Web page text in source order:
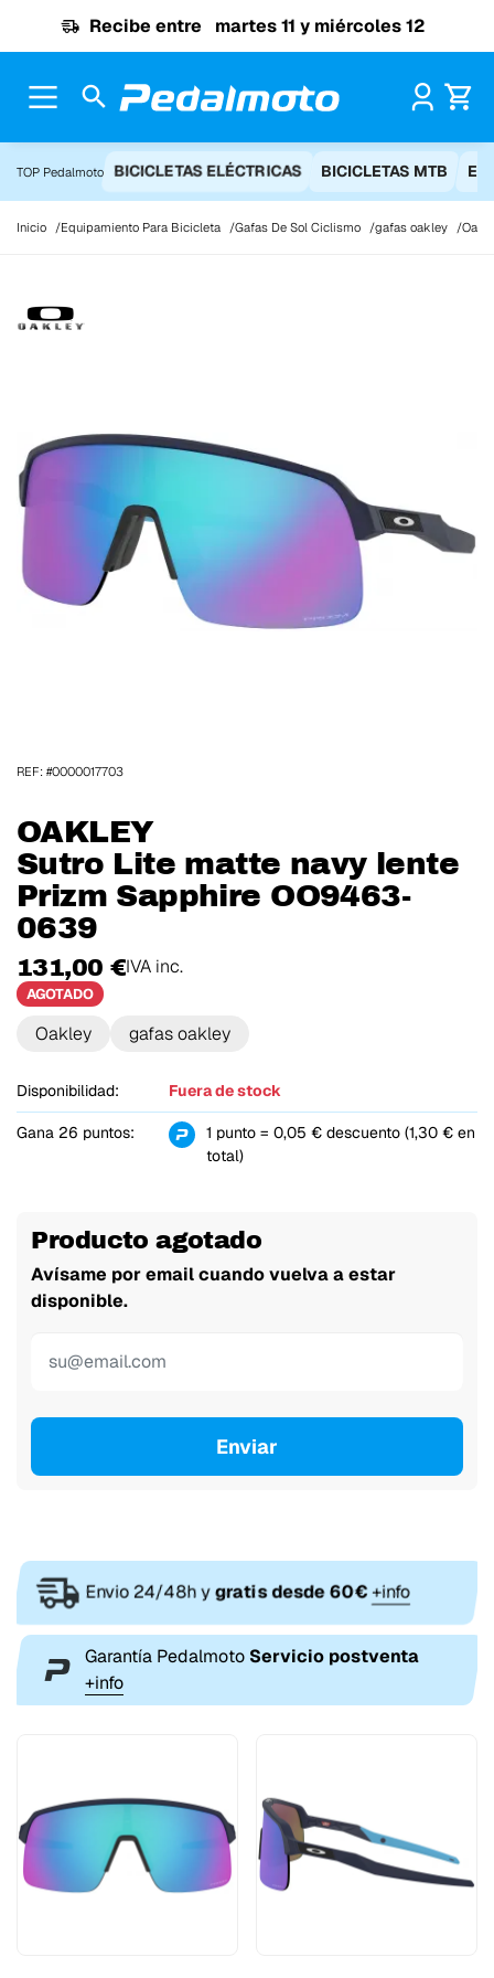
Recibe entre martes 11 y miércoles 12
TOP Pedalmoto BICICLETAS ELÉCTRICAS BICICLETAS MTB
Inicio Equipamiento Para Bicicleta Gafas De Sol Ciclismo gafas oakley
OAKLEY
Sutro Lite matte navy lente
Prizm Sapphire OO9463-
0639
131,00 €IVA inc.
AGOTADO
Oakley gafas oakley
Disponibilidad: Fuera de stock
Gana 26 puntos:
1 punto = 0,05 € descuento (1,30 € en
total)
Producto agotado
Avísame por email cuando vuelva a estar
disponible.
Enviar
REF: #0000017703
Envio 24/48h ygratis desde 60€+info
Garantía Pedalmoto Servicio postventa
+info